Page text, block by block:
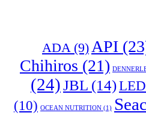
ADA (9) API
Chihiros (21)
(24)JBL (14)
(10) OCEAN NUTRITION (1)